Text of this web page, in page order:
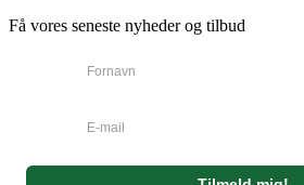
Få vores seneste nyheder og tilbud